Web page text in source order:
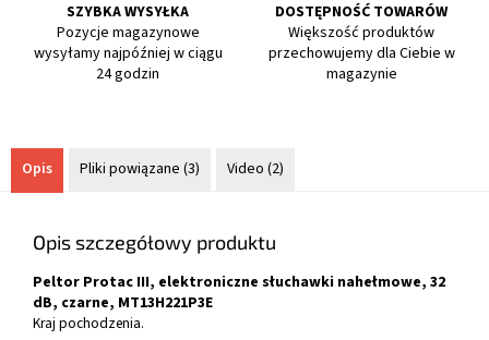
SZYBKA WYSYŁKA
Pozycje magazynowe
wysyłamy najpóźniej w ciągu
24 godzin
DOSTĘPNOŚĆ TOWARÓW
Większość produktów
przechowujemy dla Ciebie w
magazynie
Opis Pliki powiązane (3) Video (2)
Opis szczegółowy produktu
Peltor Protac III, elektroniczne słuchawki nahełmowe, 32
dB, czarne, MT13H221P3E
Kraj pochodzenia.